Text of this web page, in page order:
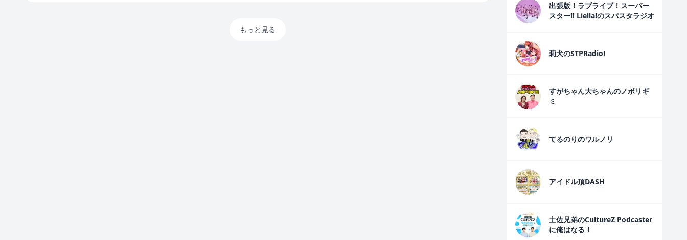
もっと見る
出張版！ラブライブ！スーパー
スター!! Liella!のスパスタラジオ
莉犬のSTPRadio!
すがちゃん大ちゃんのノボリギ
ミ
てるのりのワルノリ
アイドル頂DASH
土佐兄弟のCultureZ Podcaster
に俺はなる！